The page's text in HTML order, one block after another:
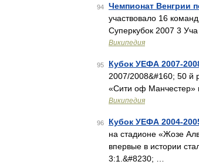
94 Чемпионат Венгрии
участвовало 16
Суперкубок 2007 3 Уча
Википедия
95 Кубок УЕФА 2007-
2007/2008&#160; 50 й
«Сити оф Манчестер»
Википедия
96 Кубок УЕФА 2004-
на стадионе «Жозе
впервые в истории
3:1.&#8230; …